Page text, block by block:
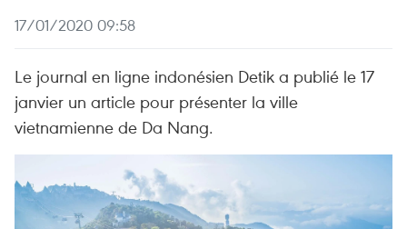
17/01/2020 09:58
Le journal en ligne indonésien Detik a publié le 17
janvier un article pour présenter la ville
vietnamienne de Da Nang.